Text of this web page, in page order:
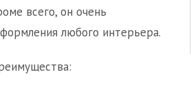
всего, он очень
любого интерьера.